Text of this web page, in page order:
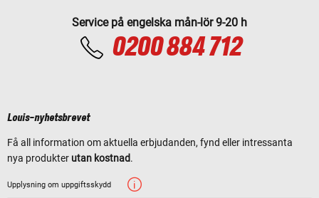
Service på engelska mån-lör 9-20 h
0200 884 712
Louis-nyhetsbrevet
Få all information om aktuella erbjudanden, fynd eller intressanta
nya produkter utan kostnad.
Upplysning om uppgiftsskydd